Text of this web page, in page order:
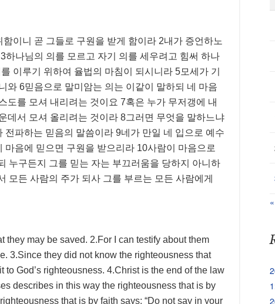
이니 곧 그들로 구원을 받게 함이라 2내가 증언하노
나님의 의를 모르고 자기 의를 세우려고 힘써 하나
이루기 위하여 율법의 마침이 되시니라 5모세가 기
와 6믿음으로 말미암는 의는 이같이 말하되 네 마음
도를 모셔 내리려는 것이요 7혹은 누가 무저갱에 내
데서 모셔 올리려는 것이라 8그러면 무엇을 말하느냐
파하는 믿음의 말씀이라 9네가 만일 네 입으로 예수
음에 믿으면 구원을 받으리라 10사람이 마음으로
누구든지 그를 믿는 자는 부끄러움을 당하지 아니하
모든 사람의 주가 되사 그를 부르는 모든 사람에게
they may be saved. 2.For I can testify about them
3.Since they did not know the righteousness that
God’s righteousness. 4.Christ is the end of the law
describes in this way the righteousness that is by
that is by faith says: “Do not say in your